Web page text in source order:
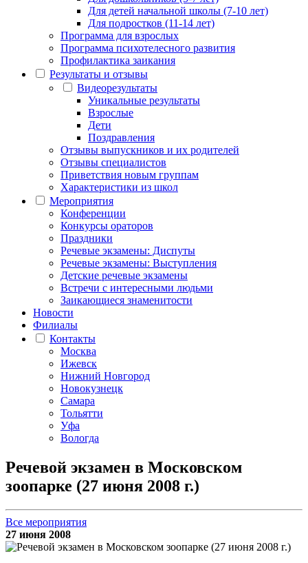
Для детей начальной школы (7-10 лет)
Для подростков (11-14 лет)
Программа для взрослых
Программа психотелесного развития
Профилактика заикания
Результаты и отзывы
Видеорезультаты
Уникальные результаты
Взрослые
Дети
Поздравления
Отзывы выпускников и их родителей
Отзывы специалистов
Приветствия новым группам
Характеристики из школ
Мероприятия
Конференции
Конкурсы ораторов
Праздники
Речевые экзамены: Диспуты
Речевые экзамены: Выступления
Детские речевые экзамены
Встречи с интересными людьми
Заикающиеся знаменитости
Новости
Филиалы
Контакты
Москва
Ижевск
Нижний Новгород
Новокузнецк
Самара
Тольятти
Уфа
Вологда
Речевой экзамен в Московском
зоопарке (27 июня 2008 г.)
Все мероприятия
27 июня 2008